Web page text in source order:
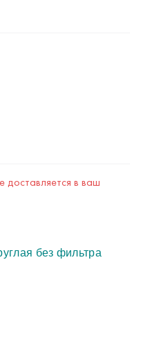
доставляется в ваш
без фильтра